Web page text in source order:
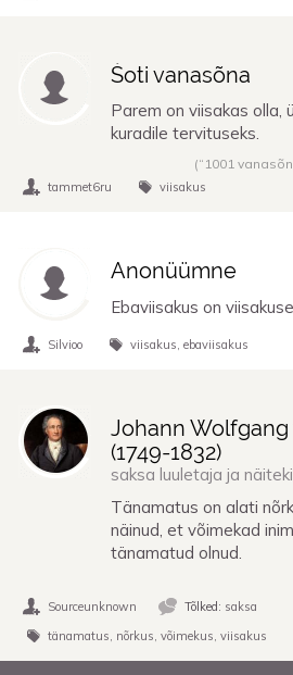
Šoti vanasõna
Parem on viisakas olla,
kuradile tervituseks.
(“1001
tammet6ru viisakus
Anonüümne
Ebaviisakus on
Silvioo viisakus ebaviisakus
Johann
(1749-1832)
saksa luuletaja ja
Tänamatus on alati
näinud, et võimekad
tänamatud olnud.
Sourceunknown Tõlked: saksa
tänamatus nõrkus võimekus viisakus